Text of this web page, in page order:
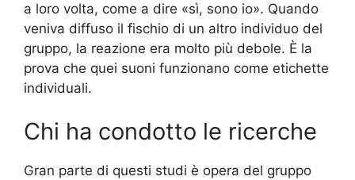
a loro volta, come a dire «sì, sono io». Quando
veniva diffuso il fischio di un altro individuo del
gruppo, la reazione era molto più debole. È la
prova che quei suoni funzionano come etichette
individuali.
Chi ha condotto le ricerche
Gran parte di questi studi è opera del gruppo